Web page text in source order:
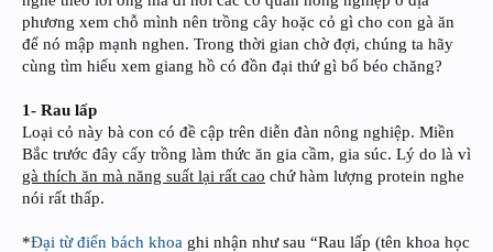
phương xem chỗ mình nên trồng cây hoặc cỏ gì cho con gà ăn
để nó mập mạnh nghen. Trong thời gian chờ đợi, chúng ta hãy
cùng tìm hiểu xem giang hồ có đồn đại thứ gì bổ béo chăng?
1- Rau lấp
Loại cỏ này bà con có đề cập trên diễn đàn nông nghiệp. Miền
Bắc trước đây cấy trồng làm thức ăn gia cầm, gia súc. Lý do là vì
gà thích ăn mà năng suất lại rất cao chứ hàm lượng protein nghe
nói rất thấp.
*Đại từ điển bách khoa ghi nhận như sau “Rau lấp (tên khoa học